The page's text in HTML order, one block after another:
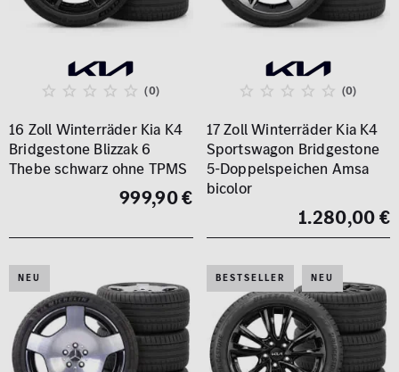
(0)
16 Zoll Winterräder Kia K4
Bridgestone Blizzak 6
Thebe schwarz ohne TPMS
999,90 €
(0)
17 Zoll Winterräder Kia K4
Sportswagon Bridgestone
5-Doppelspeichen Amsa
bicolor
1.280,00 €
NEU BESTSELLER NEU